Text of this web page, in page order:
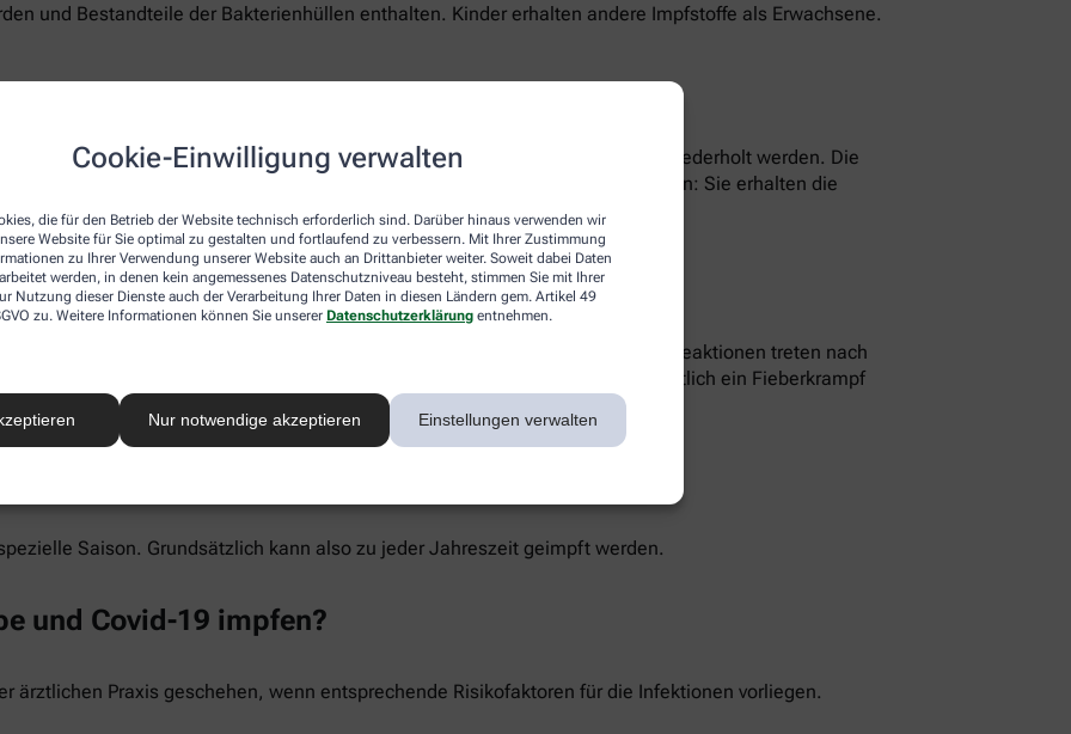
Cookie-Einwilligung verwalten
die für den Betrieb der Website technisch erforderlich sind. Darüber hinaus verwenden wir
Website für Sie optimal zu gestalten und fortlaufend zu verbessern. Mit Ihrer Zustimmung
zu Ihrer Verwendung unserer Website auch an Drittanbieter weiter. Soweit dabei Daten
werden, in denen kein angemessenes Datenschutzniveau besteht, stimmen Sie mit Ihrer
Nutzung dieser Dienste auch der Verarbeitung Ihrer Daten in diesen Ländern gem. Artikel 49
zu. Weitere Informationen können Sie unserer Datenschutzerklärung entnehmen.
Nur notwendige akzeptieren Einstellungen verwalten
und Bestandteile der Bakterienhüllen enthalten. Kinder erhalten andere Impfstoffe als Erwachsene.
sich in der Regel dagegen. Generell kann sie erst nach sechs Jahren wiederholt werden. Die
Immunsystem oder erhöhtem Risiko für eine Pneumokokken-Hirnhautinfektion: Sie erhalten die
Wirkstoffe im Abstand von sechs bis zwölf Monaten.
Kopfweh, Fieber oder Schmerzen an der Impfstelle auftreten. Diese Impfreaktionen treten nach
Impfung und sind auch bei Kindern möglich. Bei Säuglingen kann gelegentlich ein Fieberkrampf
Schwere Impfreaktionen sind dagegen selten.
Saison. Grundsätzlich kann also zu jeder Jahreszeit geimpft werden.
und Covid-19 impfen?
ärztlichen Praxis geschehen, wenn entsprechende Risikofaktoren für die Infektionen vorliegen.